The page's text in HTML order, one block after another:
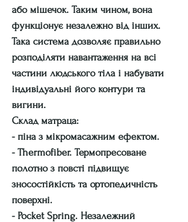
або мішечок. Таким чином, вона
функціонує незалежно від інших.
Така система дозволяє правильно
розподіляти навантаження на всі
частини людського тіла і набувати
індивідуальні його контури та
вигини.
Склад матраца:
- піна з мікромасажним ефектом.
- Thermofiber. Термопресоване
полотно з повсті підвищує
зносостійкість та ортопедичність
поверхні.
- Pocket Spring. Незалежний